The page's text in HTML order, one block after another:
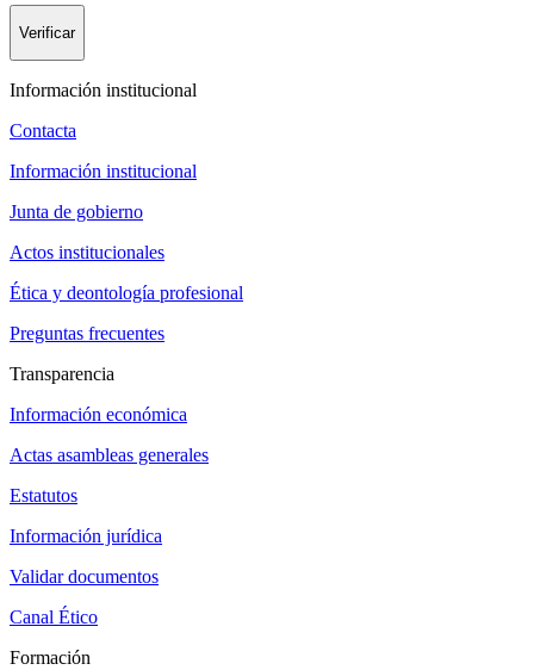
Verificar
Información institucional
Contacta
Información institucional
Junta de gobierno
Actos institucionales
Ética y deontología profesional
Preguntas frecuentes
Transparencia
Información económica
Actas asambleas generales
Estatutos
Información jurídica
Validar documentos
Canal Ético
Formación